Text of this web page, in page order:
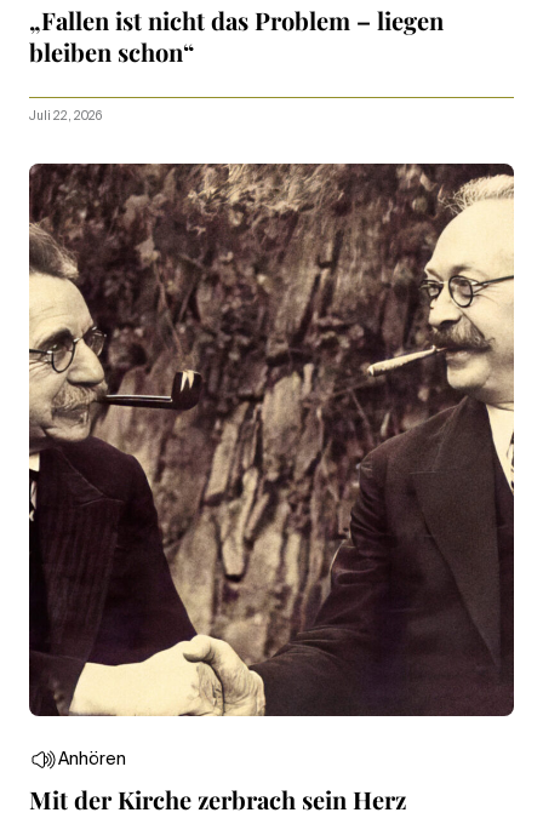
„Fallen ist nicht das Problem – liegen
bleiben schon“
Juli 22, 2026
Anhören
Mit der Kirche zerbrach sein Herz